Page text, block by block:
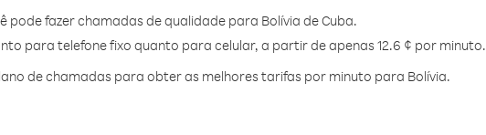
pode fazer chamadas de qualidade para Bolívia de Cuba.
para telefone fixo quanto para celular, a partir de apenas 12.6 ¢ por minuto.
de chamadas para obter as melhores tarifas por minuto para Bolívia.